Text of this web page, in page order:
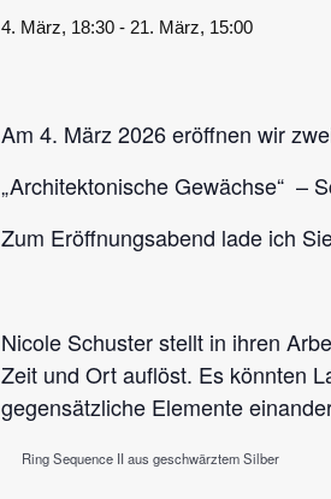
4. März, 18:30 - 21. März, 15:00
Am 4. März 2026 eröffnen wir
„Architektonische Gewächse“ –
Zum Eröffnungsabend lade ich
Nicole Schuster stellt in ihren
Zeit und Ort auflöst. Es könnten
gegensätzliche Elemente
Ring Sequence II aus geschwärztem Silber